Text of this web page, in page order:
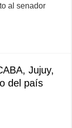
al senador
Jujuy,
del país